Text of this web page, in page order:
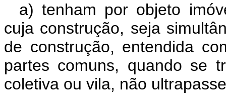
a) tenham por objeto
cuja construção, seja
de construção, entendida
partes comuns, quando se
coletiva ou vila, não